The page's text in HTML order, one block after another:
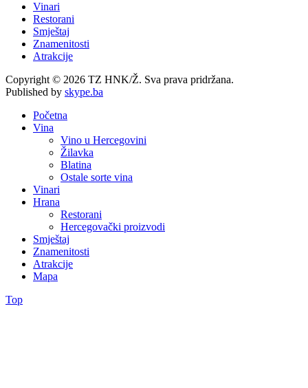
Vinari
Restorani
Smještaj
Znamenitosti
Atrakcije
Copyright © 2026 TZ HNK/Ž. Sva prava pridržana.
Published by skype.ba
Početna
Vina
Vino u Hercegovini
Žilavka
Blatina
Ostale sorte vina
Vinari
Hrana
Restorani
Hercegovački proizvodi
Smještaj
Znamenitosti
Atrakcije
Mapa
Top